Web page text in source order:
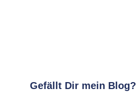
Gefällt Dir mein Blog?